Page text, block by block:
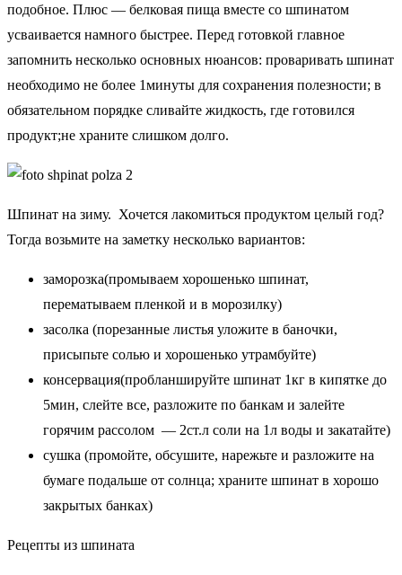
подобное. Плюс — белковая пища вместе со шпинатом
усваивается намного быстрее. Перед готовкой главное
запомнить несколько основных нюансов: проваривать шпинат
необходимо не более 1минуты для сохранения полезности; в
обязательном порядке сливайте жидкость, где готовился
продукт;не храните слишком долго.
Шпинат на зиму. Хочется лакомиться продуктом целый год?
Тогда возьмите на заметку несколько вариантов:
заморозка(промываем хорошенько шпинат,
перематываем пленкой и в морозилку)
засолка (порезанные листья уложите в баночки,
присыпьте солью и хорошенько утрамбуйте)
консервация(пробланшируйте шпинат 1кг в кипятке до
5мин, слейте все, разложите по банкам и залейте
горячим рассолом — 2ст.л соли на 1л воды и закатайте)
сушка (промойте, обсушите, нарежьте и разложите на
бумаге подальше от солнца; храните шпинат в хорошо
закрытых банках)
Рецепты из шпината